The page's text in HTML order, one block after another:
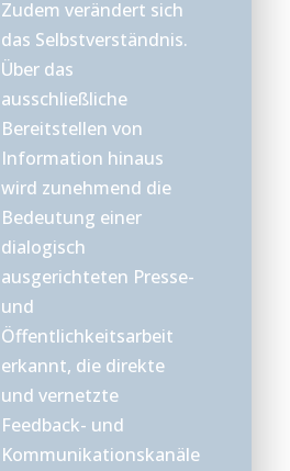
Zudem verändert sich
das Selbstverständnis.
Über das
ausschließliche
Bereitstellen von
Information hinaus
wird zunehmend die
Bedeutung einer
dialogisch
ausgerichteten Presse-
und
Öffentlichkeitsarbeit
erkannt, die direkte
und vernetzte
Feedback- und
Kommunikationskanäle